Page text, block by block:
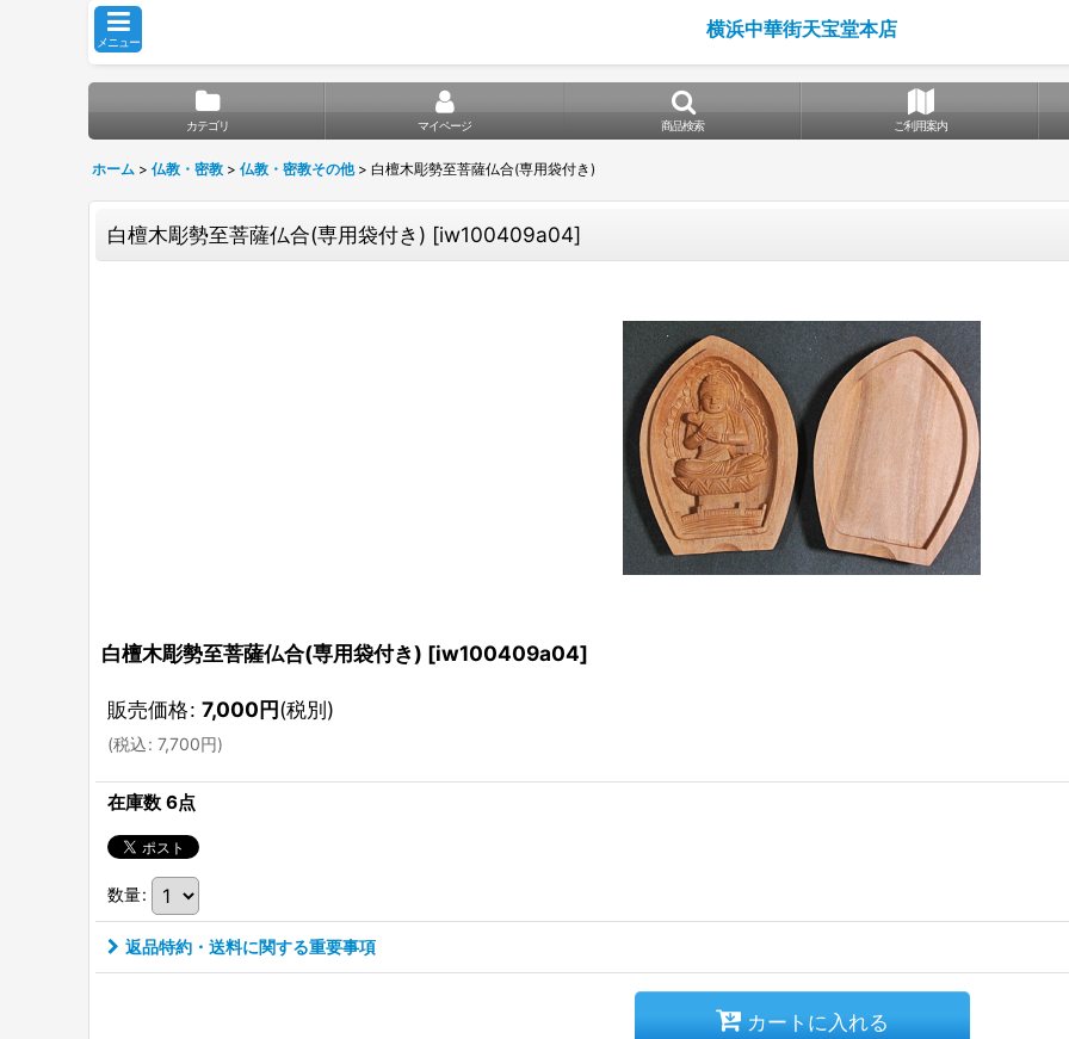
メニュー
横浜中華街天宝堂本店
カテゴリ マイページ 商品検索 ご利用案内
ホーム > 仏教・密教 > 仏教・密教その他 > 白檀木彫勢至菩薩仏合(専用袋付き)
白檀木彫勢至菩薩仏合(専用袋付き) [iw100409a04]
白檀木彫勢至菩薩仏合(専用袋付き) [iw100409a04]
販売価格: 7,000円(税別)
(税込: 7,700円)
在庫数 6点
数量:
返品特約・送料に関する重要事項
カートに入れる